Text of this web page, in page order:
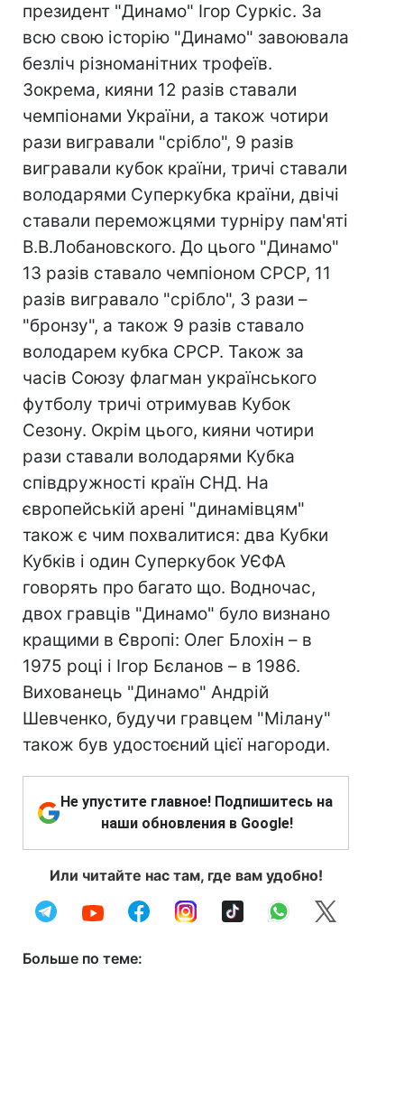
президент "Динамо" Ігор Суркіс. За
всю свою історію "Динамо" завоювала
безліч різноманітних трофеїв.
Зокрема, кияни 12 разів ставали
чемпіонами України, а також чотири
рази вигравали "срібло", 9 разів
вигравали кубок країни, тричі ставали
володарями Суперкубка країни, двічі
ставали переможцями турніру пам'яті
В.В.Лобановского. До цього "Динамо"
13 разів ставало чемпіоном СРСР, 11
разів вигравало "срібло", 3 рази –
"бронзу", а також 9 разів ставало
володарем кубка СРСР. Також за
часів Союзу флагман українського
футболу тричі отримував Кубок
Сезону. Окрім цього, кияни чотири
рази ставали володарями Кубка
співдружності країн СНД. На
європейській арені "динамівцям"
також є чим похвалитися: два Кубки
Кубків і один Суперкубок УЄФА
говорять про багато що. Водночас,
двох гравців "Динамо" було визнано
кращими в Європі: Олег Блохін – в
1975 році і Ігор Бєланов – в 1986.
Вихованець "Динамо" Андрій
Шевченко, будучи гравцем "Мілану"
також був удостоєний цієї нагороди.
Не упустите главное! Подпишитесь на
наши обновления в Google!
Или читайте нас там, где вам удобно!
Больше по теме: